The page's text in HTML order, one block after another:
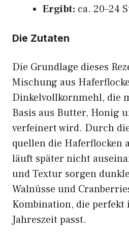
Ergibt: ca. 20–24
Die Zutaten
Die Grundlage dieses
Mischung aus
Dinkelvollkornmehl, die
Basis aus Butter, Honig
verfeinert wird. Durch
quellen die Haferflocken
läuft später nicht
und Textur sorgen
Walnüsse und
Kombination, die perfekt
Jahreszeit passt.